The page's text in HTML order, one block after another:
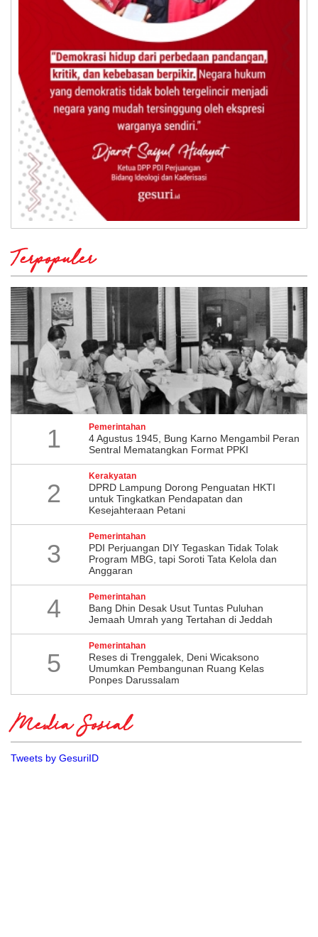
Terpopuler
1 Pemerintahan
4 Agustus 1945, Bung Karno Mengambil Peran
Sentral Mematangkan Format PPKI
2
Kerakyatan
DPRD Lampung Dorong Penguatan HKTI
untuk Tingkatkan Pendapatan dan
Kesejahteraan Petani
3
Pemerintahan
PDI Perjuangan DIY Tegaskan Tidak Tolak
Program MBG, tapi Soroti Tata Kelola dan
Anggaran
4 Pemerintahan
Bang Dhin Desak Usut Tuntas Puluhan
Jemaah Umrah yang Tertahan di Jeddah
5
Pemerintahan
​Reses di Trenggalek, Deni Wicaksono
Umumkan Pembangunan Ruang Kelas
Ponpes Darussalam
Media Sosial
Tweets by GesuriID